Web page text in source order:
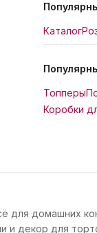
Каталог
Топперы
Коробки
для домашних
и декор для